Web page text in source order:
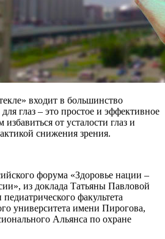
входит в большинство
глаз – это простое и эффективное
от усталости глаз и
снижения зрения.
форума «Здоровье нации –
из доклада Татьяны Павловой
факультета
университета имени Пирогова,
Альянса по охране